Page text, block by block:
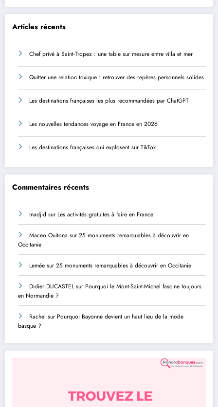
Articles récents
Chef privé à Saint-Tropez : une table sur mesure entre villa et mer
Quitter une relation toxique : retrouver des repères personnels solides
Les destinations françaises les plus recommandées par ChatGPT
Les nouvelles tendances voyage en France en 2026
Les destinations françaises qui explosent sur TikTok
Commentaires récents
madjid sur Les activités gratuites à faire en France
Maceo Ouitona sur 25 monuments remarquables à découvrir en
Occitanie
Lemée sur 25 monuments remarquables à découvrir en Occitanie
Didier DUCASTELsur Pourquoi le Mont-Saint-Michel fascine toujours
en Normandie ?
Rachel sur Pourquoi Bayonne devient un haut lieu de la mode
basque ?